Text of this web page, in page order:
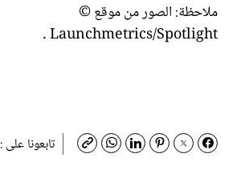
ملاحظة: الصور من موقع ©
Launchmetrics/Spotlight .
تابعونا على :